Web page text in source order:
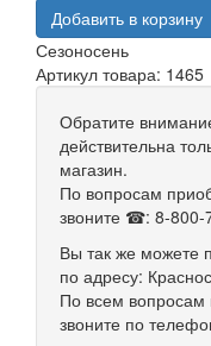
Добавить в корзину
Сезоносень
Артикул товара: 1465
Обратите
действительна
магазин.
По вопросам
звоните ☎: 8-800-
Вы так же можете
по адресу:
По всем вопросам
звоните по